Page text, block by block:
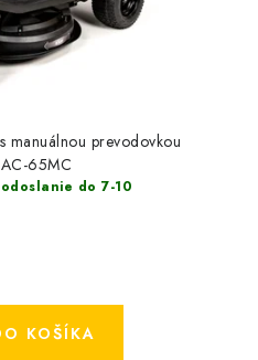
manuálnou prevodovkou
65MC
do 7-10
KOŠÍKA